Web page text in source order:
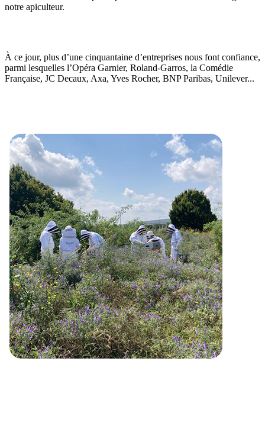
notre apiculteur.
À ce jour, plus d’une cinquantaine d’entreprises nous font confiance,
parmi lesquelles l’Opéra Garnier, Roland-Garros, la Comédie
Française, JC Decaux, Axa, Yves Rocher, BNP Paribas, Unilever...